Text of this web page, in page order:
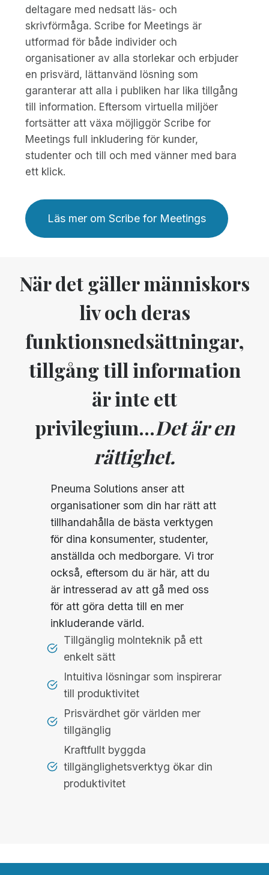
deltagare med nedsatt läs- och
skrivförmåga. Scribe for Meetings är
utformad för både individer och
organisationer av alla storlekar och erbjuder
en prisvärd, lättanvänd lösning som
garanterar att alla i publiken har lika tillgång
till information. Eftersom virtuella miljöer
fortsätter att växa möjliggör Scribe for
Meetings full inkludering för kunder,
studenter och till och med vänner med bara
ett klick.
Läs mer om Scribe for Meetings
När det gäller människors
liv och deras
funktionsnedsättningar,
tillgång till information
är inte ett
privilegium...Det är en
rättighet.
Pneuma Solutions anser att
organisationer som din har rätt att
tillhandahålla de bästa verktygen
för dina konsumenter, studenter,
anställda och medborgare. Vi tror
också, eftersom du är här, att du
är intresserad av att gå med oss
för att göra detta till en mer
inkluderande värld.
Tillgänglig molnteknik på ett
enkelt sätt
Intuitiva lösningar som inspirerar
till produktivitet
Prisvärdhet gör världen mer
tillgänglig
Kraftfullt byggda
tillgänglighetsverktyg ökar din
produktivitet